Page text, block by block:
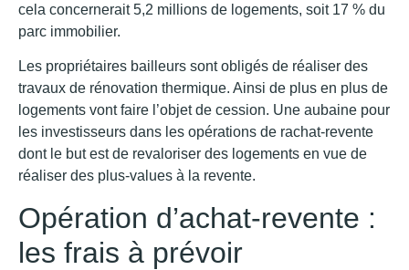
cela concernerait 5,2 millions de logements, soit 17 % du
parc immobilier.
Les propriétaires bailleurs sont obligés de réaliser des
travaux de rénovation thermique. Ainsi de plus en plus de
logements vont faire l’objet de cession. Une aubaine pour
les investisseurs dans les opérations de rachat-revente
dont le but est de revaloriser des logements en vue de
réaliser des plus-values à la revente.
Opération d’achat-revente :
les frais à prévoir